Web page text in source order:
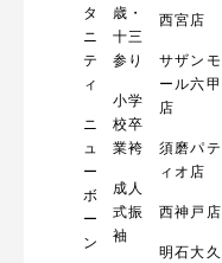
タ
ニ
テ
ィ
ニ
ュ
ー
ボ
ー
ン
歳・
十三
参り
小学
校卒
業袴
成人
式振
袖
西宮店
サザンモ
ール六甲
店
須磨パテ
ィオ店
西神戸店
明石大久